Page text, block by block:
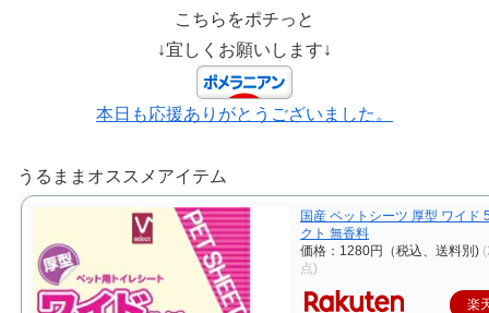
こちらをポチっと
↓宜しくお願いします↓
本日も応援ありがとうございました。
うるままオススメアイテム
国産 ペットシーツ 厚型 ワイド
クト 無香料
価格：1280円（税込、送料別)
点)
楽